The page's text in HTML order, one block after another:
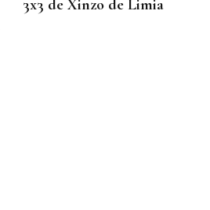
3x3 de Xinzo de Limia